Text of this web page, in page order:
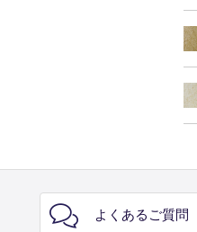
よくあるご質問